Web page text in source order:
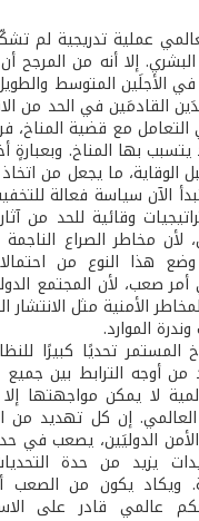
عملية تدريجية لم
إلا أنه من المرجح
الأجلَين المتوسط
القادمَين في الحد من
مع قضية المناخ،
يتسبب بها المناخ.
الوقاية، ما يجعل من اتخاذ
الآن سياسة فعالة
وقائية للحد من
لأن مخاطر الصراع
هذا النوع من
صعب، لأن المجتمع
الأمنية مثل الانتشار
وندرة الموارد.
المستمر تحديًا كبيرًا
من أوجه الترابط بين
لا يمكن مواجهتها
العالمي. إن كل تهديد من
الدوليَين، يصعب في
يزيد من حدة
ويكاد يكون من
عالمي قادر على